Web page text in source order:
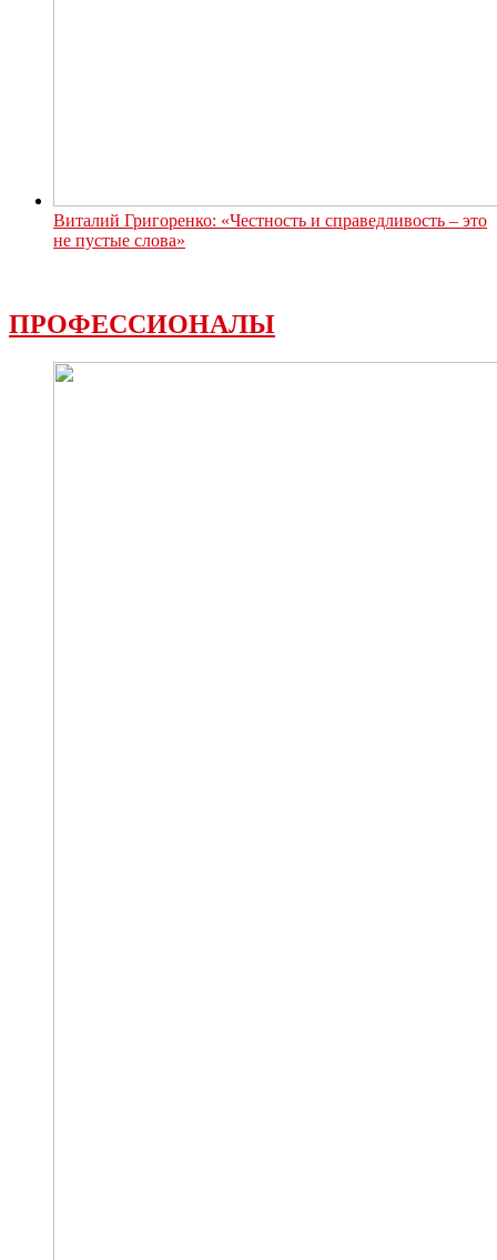
Виталий Григоренко: «Честность и справедливость – это
не пустые слова»
ПРОФЕССИОНАЛЫ